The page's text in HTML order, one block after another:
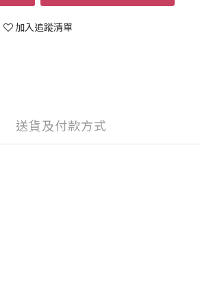
加入追蹤清單
送貨及付款方式